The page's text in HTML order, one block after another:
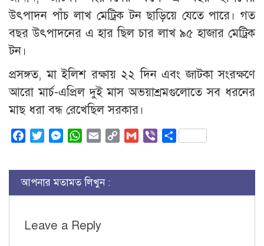
উৎপাদন পাঁচ লাখ মেট্রিক টন ছাড়িয়ে যেতে পারে। গত
বছর উৎপাদনের এ হার ছিল চার লাখ ৯৫ হাজার মেট্রিক
টন।
প্রসঙ্গত, মা ইলিশ রক্ষায় ২২ দিন এবং জাটকা সংরক্ষণে
আরো মার্চ-এপ্রিল দুই মাস অভয়াশ্রমগুলোতে সব ধরনের
মাছ ধরা বন্ধ রেখেছিল সরকার।
FacebookTwitterMessenger
WhatsApp
Email
Copy
Gmail ViberShare
আপনার মতামত লিখুন :
Leave a Reply